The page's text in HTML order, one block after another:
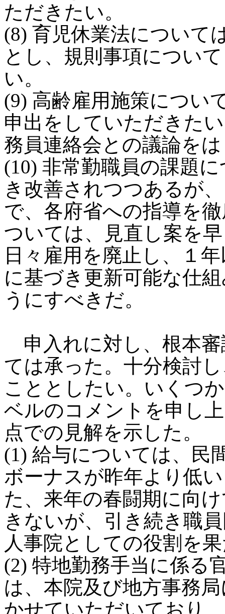
ただきたい。
(8) 育児休業法について
とし、規則事項につい
い。
(9) 高齢雇用施策につい
申出をしていただきた
務員連絡会との議論を
(10) 非常勤職員の課題
き改善されつつあるが
で、各府省への指導を
ついては、見直し案を
日々雇用を廃止し、１
に基づき更新可能な仕
うにすべきだ。
申入れに対し、根本
ては承った。十分検討
こととしたい。いくつ
ベルのコメントを申し
点での見解を示した。
(1) 給与については、民
ボーナスが昨年より低
た、来年の春闘期に向
きないが、引き続き職
人事院としての役割を
(2) 特地勤務手当に係る
は、本院及び地方事務
かせていただいており